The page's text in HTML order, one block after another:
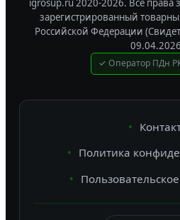
igrosup.ru 2020-2026. Все
зарегистрированный
Российской Федерации
✓ Оператор ПДн
Политика